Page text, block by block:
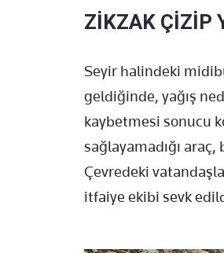
ZİKZAK ÇİZİP
Seyir halindeki
geldiğinde, yağış
kaybetmesi sonucu
sağlayamadığı
Çevredeki
itfaiye ekibi sevk